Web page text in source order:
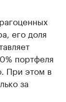
его доля
портфеля
При этом в
за